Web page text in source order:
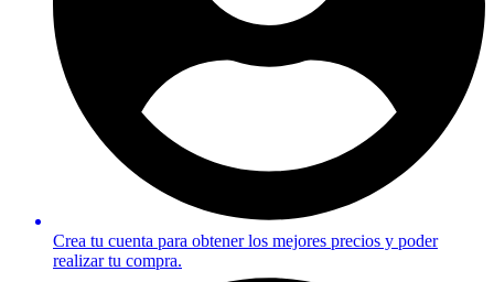
Crea tu cuenta para obtener los mejores precios y poder
realizar tu compra.